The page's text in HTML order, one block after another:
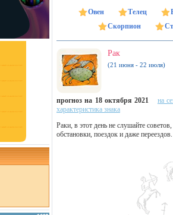
Овен Телец
Скорпион
Рак
(21 июня - 22 июля)
прогноз на 18 октября 2021
на
характеристика знака
Раки, в этот день не слушайте
обстановки, поездок и даже переездов.